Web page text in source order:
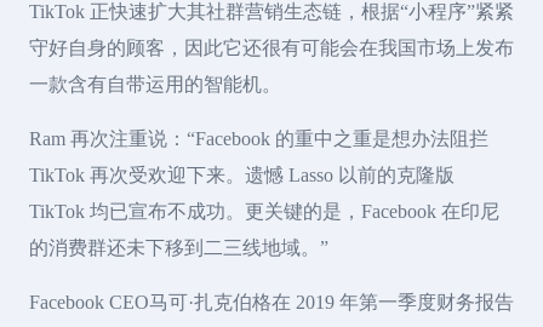
TikTok 正快速扩大其社群营销生态链，根据“小程序”紧紧
守好自身的顾客，因此它还很有可能会在我国市场上发布
一款含有自带运用的智能机。
Ram 再次注重说：“Facebook 的重中之重是想办法阻拦
TikTok 再次受欢迎下来。遗憾 Lasso 以前的克隆版
TikTok 均已宣布不成功。更关键的是，Facebook 在印尼
的消费群还未下移到二三线地域。”
Facebook CEO马可·扎克伯格在 2019 年第一季度财务报告